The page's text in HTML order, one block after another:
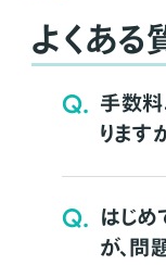
よくある
Q. 手数
ります
Q. はじ
が、問